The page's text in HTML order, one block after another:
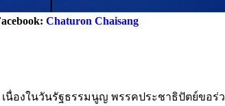
Chaturon Chaisang
นื่องในวันรัฐธรรมนูญ พรรคประชาธิปัตย์ขอร่